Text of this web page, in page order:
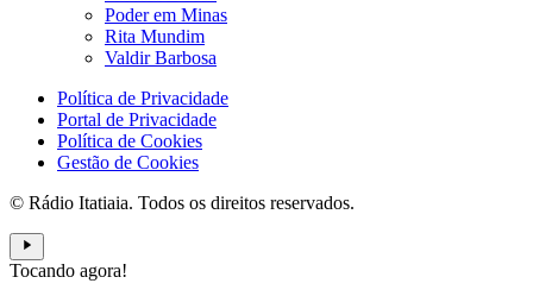
Poder em Minas
Rita Mundim
Valdir Barbosa
Política de Privacidade
Portal de Privacidade
Política de Cookies
Gestão de Cookies
© Rádio Itatiaia. Todos os direitos reservados.
Tocando agora!